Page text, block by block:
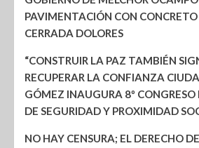
PAVIMENTACIÓN CON
CERRADA DOLORES
“CONSTRUIR LA PAZ TAMBIÉN
RECUPERAR LA CONFIANZA
GÓMEZ INAUGURA 8º
DE SEGURIDAD Y PROXIMIDAD
NO HAY CENSURA; EL DERECHO